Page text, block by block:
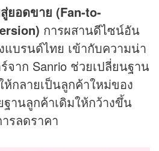
ยอดขาย (Fan-to-
การผสานดีไซน์อัน
บรนด์ไทย เข้ากับความน่า
จาก Sanrio ช่วยเปลี่ยนฐาน
กลายเป็นลูกค้าใหม่ของ
านลูกค้าเดิมให้กว้างขึ้น
รลดราคา